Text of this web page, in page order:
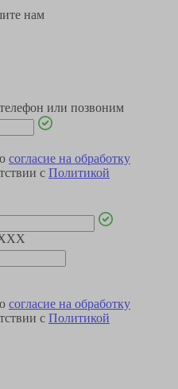
нам
или позвоним
согласие на обработку
с Политикой
согласие на обработку
с Политикой